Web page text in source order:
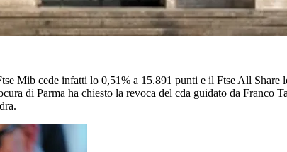
Mib cede infatti lo 0,51% a 15.891 punti e il Ftse All
di Parma ha chiesto la revoca del cda guidato da